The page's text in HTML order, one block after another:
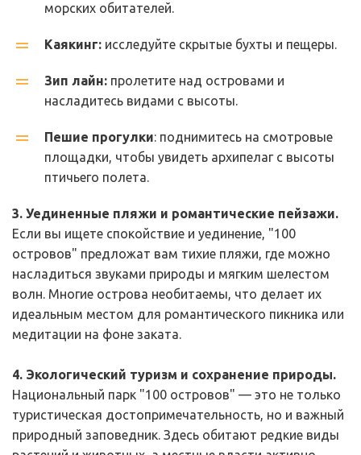
морских обитателей.
Каякинг: исследуйте скрытые бухты и пещеры.
Зип лайн: пролетите над островами и
насладитесь видами с высоты.
Пешие прогулки: поднимитесь на смотровые
площадки, чтобы увидеть архипелаг с высоты
птичьего полета.
3. Уединенные пляжи и романтические пейзажи.
Если вы ищете спокойствие и уединение, "100
островов" предложат вам тихие пляжи, где можно
насладиться звуками природы и мягким шелестом
волн. Многие острова необитаемы, что делает их
идеальным местом для романтического пикника или
медитации на фоне заката.
4. Экологический туризм и сохранение природы.
Национальный парк "100 островов" — это не только
туристическая достопримечательность, но и важный
природный заповедник. Здесь обитают редкие виды